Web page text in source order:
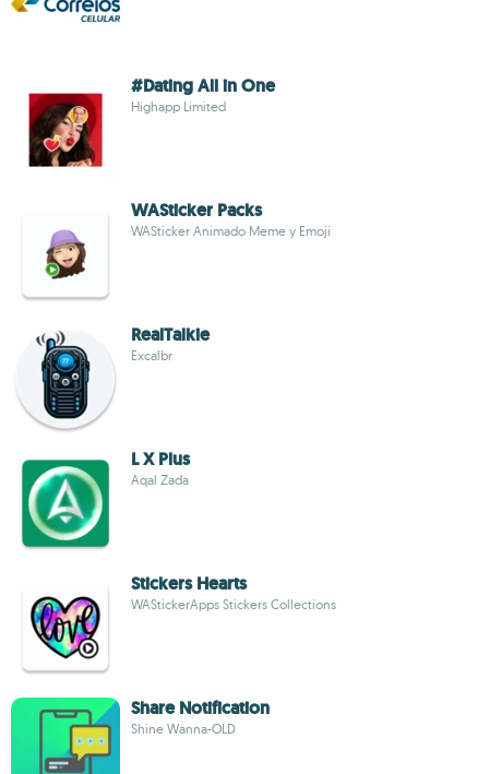
#Dating All in One
Highapp Limited
WASticker Packs
WASticker Animado Meme y Emoji
RealTalkie
Excalbr
L X Plus
Aqal Zada
Stickers Hearts
WAStickerApps Stickers Collections
Share Notification
Shine Wanna-OLD